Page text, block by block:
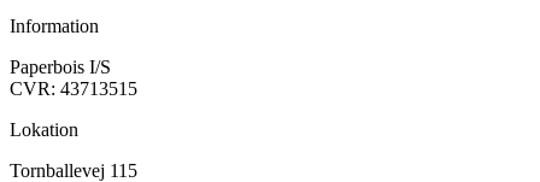
Information
Paperbois I/S
CVR: 43713515
Lokation
Tornballevej 115